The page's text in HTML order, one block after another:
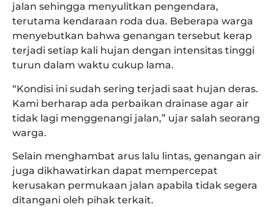
jalan sehingga menyulitkan pengendara,
terutama kendaraan roda dua. Beberapa warga
menyebutkan bahwa genangan tersebut kerap
terjadi setiap kali hujan dengan intensitas tinggi
turun dalam waktu cukup lama.
“Kondisi ini sudah sering terjadi saat hujan deras.
Kami berharap ada perbaikan drainase agar air
tidak lagi menggenangi jalan,” ujar salah seorang
warga.
Selain menghambat arus lalu lintas, genangan air
juga dikhawatirkan dapat mempercepat
kerusakan permukaan jalan apabila tidak segera
ditangani oleh pihak terkait.